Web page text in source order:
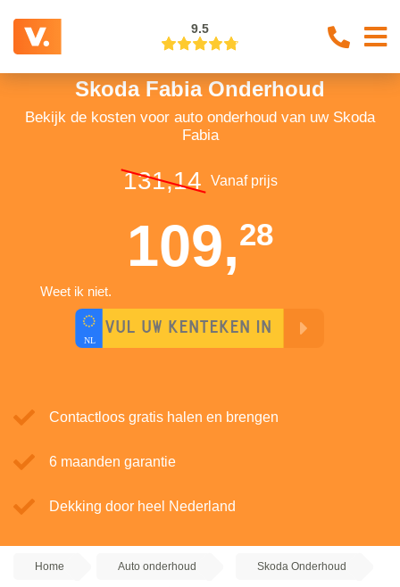
9.5
Skoda Fabia Onderhoud
Bekijk de kosten voor auto onderhoud van uw Skoda
Fabia
131,14 Vanaf prijs
109,28
Weet ik niet.
Contactloos gratis halen en brengen
6 maanden garantie
Dekking door heel Nederland
Home Auto onderhoud Skoda Onderhoud